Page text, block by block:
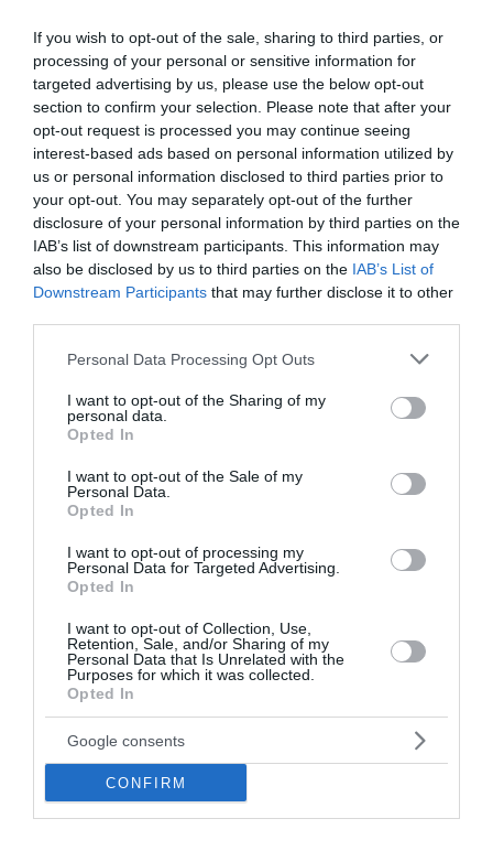
If you wish to opt-out of the sale, sharing to third parties, or
processing of your personal or sensitive information for
targeted advertising by us, please use the below opt-out
section to confirm your selection. Please note that after your
opt-out request is processed you may continue seeing
interest-based ads based on personal information utilized by
us or personal information disclosed to third parties prior to
your opt-out. You may separately opt-out of the further
disclosure of your personal information by third parties on the
IAB’s list of downstream participants. This information may
also be disclosed by us to third parties on the IAB’s List of
Downstream Participants that may further disclose it to other
Please note that this website/app uses one or more Google
not limited to your visit or usage behaviour. You may click to
grant or deny consent to Google and its third-party tags to
use your data for below specified purposes in below Google
consent section.
Personal Data Processing Opt Outs
I want to opt-out of the Sharing of my
personal data.
Opted In
I want to opt-out of the Sale of my
Personal Data.
Opted In
I want to opt-out of processing my
Personal Data for Targeted Advertising.
Opted In
I want to opt-out of Collection, Use,
Retention, Sale, and/or Sharing of my
Personal Data that Is Unrelated with the
Purposes for which it was collected.
Opted In
Google consents
CONFIRM
Ανδρουλάκης από το Πόρτο
Γερμενό: «Η πολιτική προστασία
χρειάζεται νέο δόγμα – Η
πρόληψη δεν μπορεί να μένει
στα χαρτιά»
Στο Πόρτο Γερμενό βρέθηκε ο Νίκος Ανδρουλάκης,
ζητώντας άμεση στήριξη των πυρόπληκτων και
θέτοντας ερωτήματα για την αποτελεσματικότητα
13:01 | 05 Αυγούστου 2026 Πολιτική